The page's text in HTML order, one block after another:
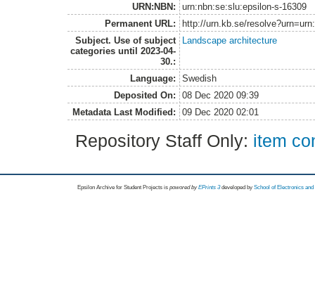
URN:NBN:
urn:nbn:se:slu:epsilon-s-16309
Permanent URL:
http://urn.kb.se/
Subject. Use of subject
categories until 2023-04-
30.:
Landscape architecture
Language:
Swedish
Deposited On:
08 Dec 2020 09:39
Metadata Last Modified:
09 Dec 2020 02:01
Repository Staff Only: item
Epsilon Archive for Student Projects is powored byEPrints 3 developed by School of Electronics